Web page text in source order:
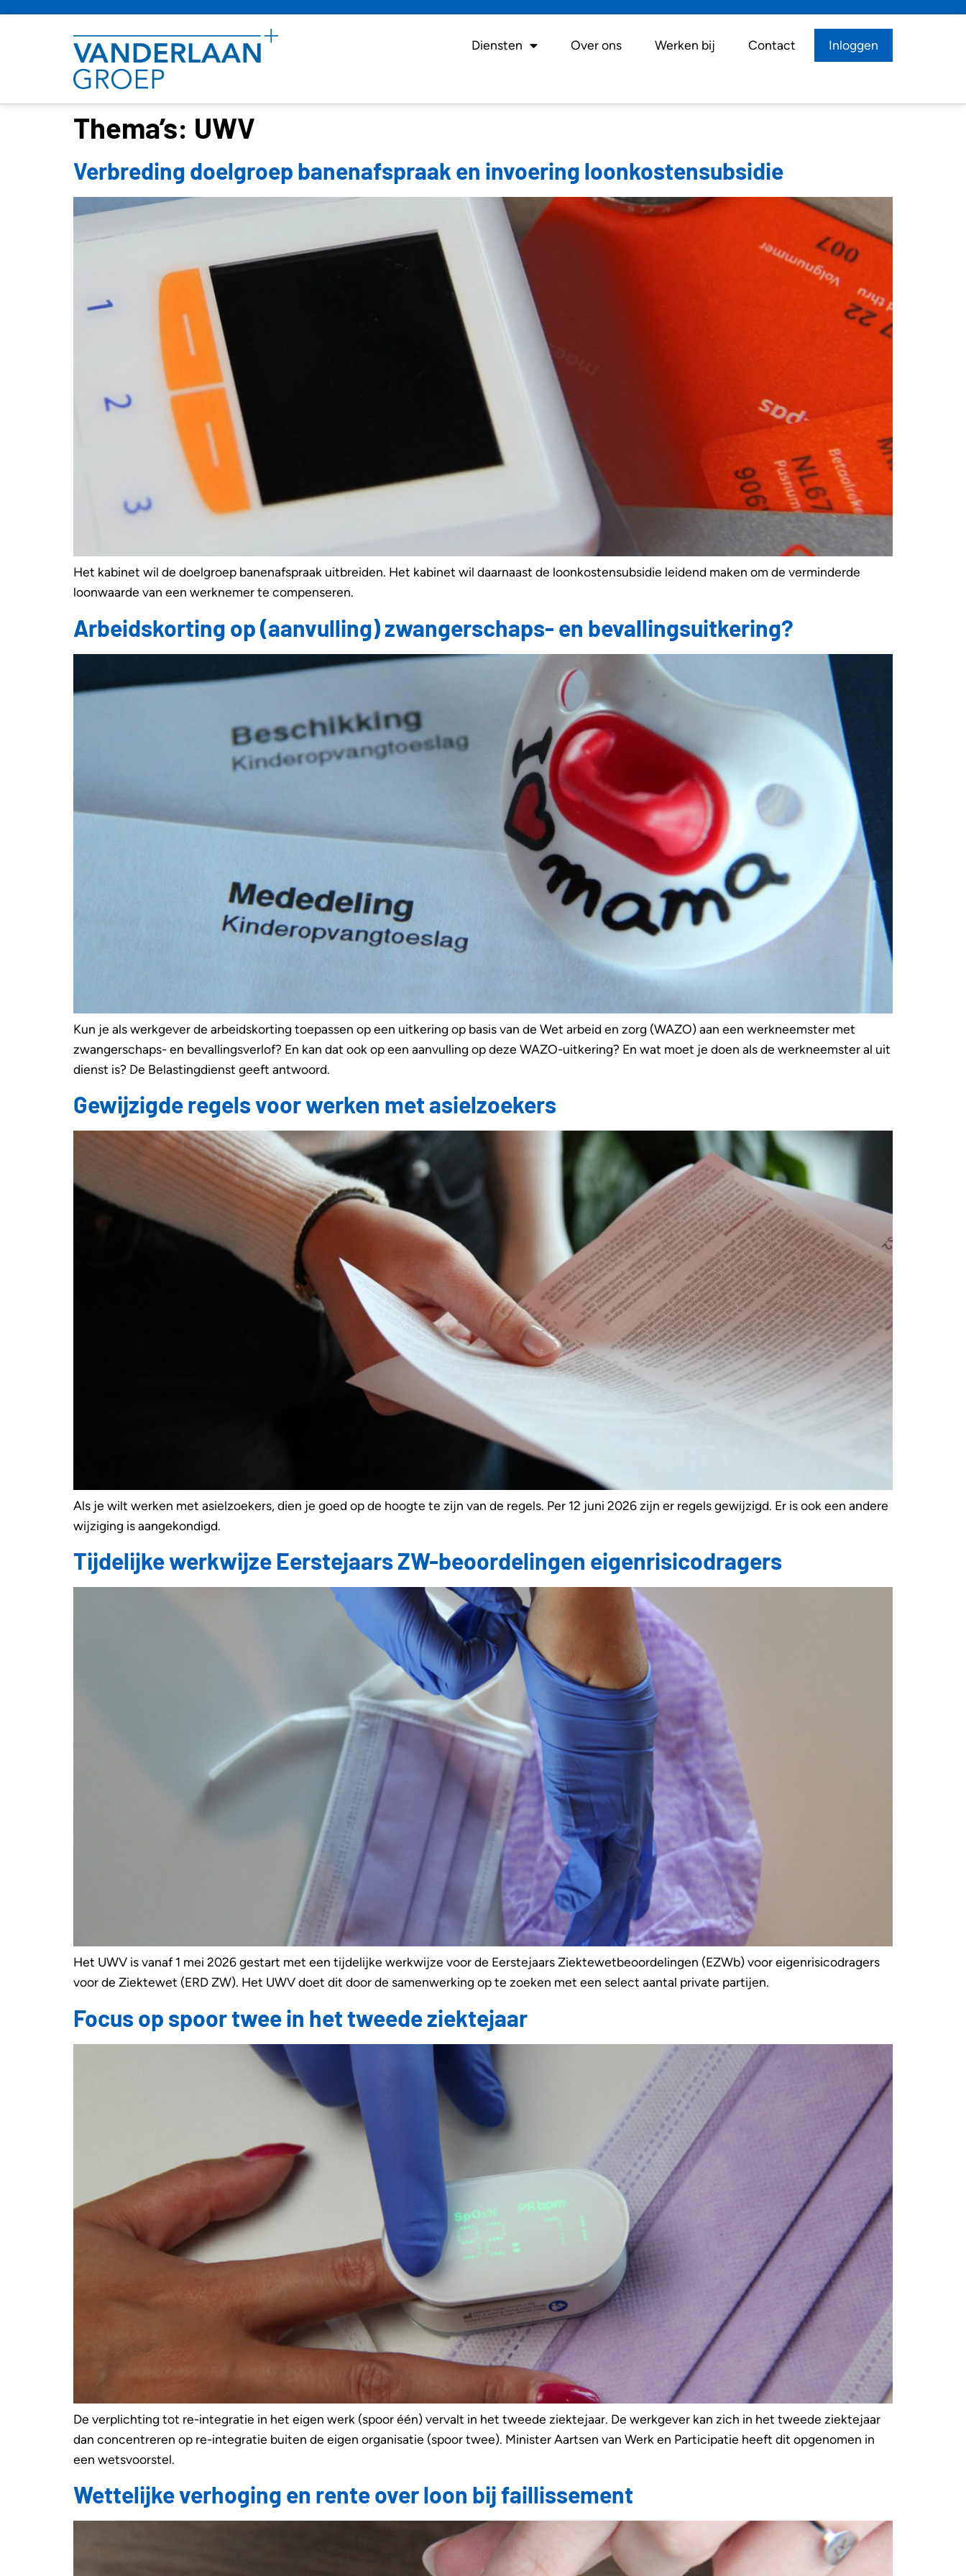
Diensten Over ons Werken bij Contact Inloggen
Thema’s: UWV
Verbreding doelgroep banenafspraak en invoering loonkostensubsidie
Het kabinet wil de doelgroep banenafspraak uitbreiden. Het kabinet wil daarnaast de loonkostensubsidie leidend maken om de verminderde
loonwaarde van een werknemer te compenseren.
Arbeidskorting op (aanvulling) zwangerschaps- en bevallingsuitkering?
Kun je als werkgever de arbeidskorting toepassen op een uitkering op basis van de Wet arbeid en zorg (WAZO) aan een werkneemster met
zwangerschaps- en bevallingsverlof? En kan dat ook op een aanvulling op deze WAZO-uitkering? En wat moet je doen als de werkneemster al uit
dienst is? De Belastingdienst geeft antwoord.
Gewijzigde regels voor werken met asielzoekers
Als je wilt werken met asielzoekers, dien je goed op de hoogte te zijn van de regels. Per 12 juni 2026 zijn er regels gewijzigd. Er is ook een andere
wijziging is aangekondigd.
Tijdelijke werkwijze Eerstejaars ZW-beoordelingen eigenrisicodragers
Het UWV is vanaf 1 mei 2026 gestart met een tijdelijke werkwijze voor de Eerstejaars Ziektewetbeoordelingen (EZWb) voor eigenrisicodragers
voor de Ziektewet (ERD ZW). Het UWV doet dit door de samenwerking op te zoeken met een select aantal private partijen.
Focus op spoor twee in het tweede ziektejaar
De verplichting tot re-integratie in het eigen werk (spoor één) vervalt in het tweede ziektejaar. De werkgever kan zich in het tweede ziektejaar
dan concentreren op re-integratie buiten de eigen organisatie (spoor twee). Minister Aartsen van Werk en Participatie heeft dit opgenomen in
een wetsvoorstel.
Wettelijke verhoging en rente over loon bij faillissement